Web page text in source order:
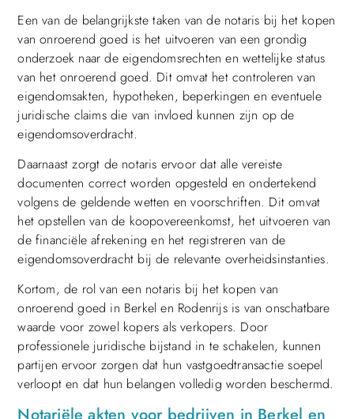
Een van de belangrijkste taken van de notaris bij het kopen
van onroerend goed is het uitvoeren van een grondig
onderzoek naar de eigendomsrechten en wettelijke status
van het onroerend goed. Dit omvat het controleren van
eigendomsakten, hypotheken, beperkingen en eventuele
juridische claims die van invloed kunnen zijn op de
eigendomsoverdracht.
Daarnaast zorgt de notaris ervoor dat alle vereiste
documenten correct worden opgesteld en ondertekend
volgens de geldende wetten en voorschriften. Dit omvat
het opstellen van de koopovereenkomst, het uitvoeren van
de financiële afrekening en het registreren van de
eigendomsoverdracht bij de relevante overheidsinstanties.
Kortom, de rol van een notaris bij het kopen van
onroerend goed in Berkel en Rodenrijs is van onschatbare
waarde voor zowel kopers als verkopers. Door
professionele juridische bijstand in te schakelen, kunnen
partijen ervoor zorgen dat hun vastgoedtransactie soepel
verloopt en dat hun belangen volledig worden beschermd.